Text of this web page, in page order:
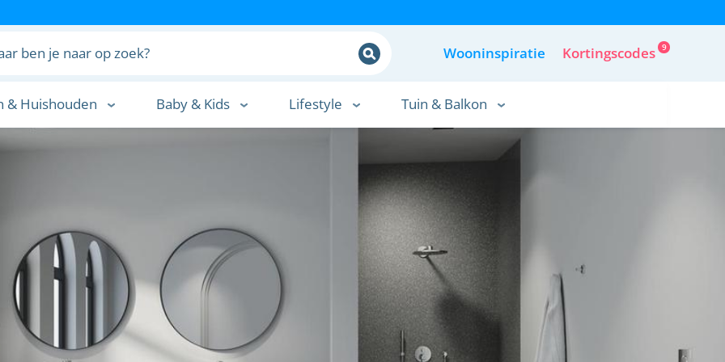
Wooninspiratie Kortingscodes 9
& Huishouden Baby & Kids Lifestyle Tuin & Balkon